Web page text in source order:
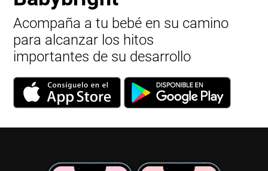
Acompaña a tu bebé en su camino
para alcanzar los hitos
importantes de su desarrollo